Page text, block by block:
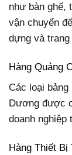
như bàn ghế,
vận chuyển
dựng và
Hàng Quảng
Các loại bảng
Dương được
doanh nghiệp
Hàng Thiết